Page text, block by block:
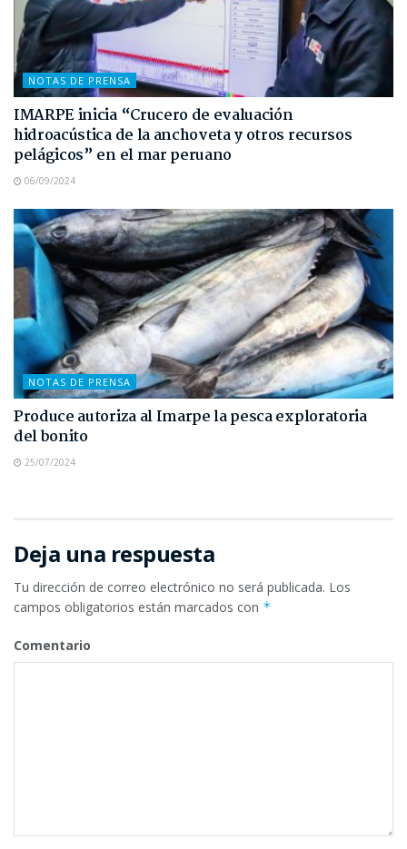
NOTAS DE PRENSA
IMARPE inicia “Crucero de evaluación
hidroacústica de la anchoveta y otros recursos
pelágicos” en el mar peruano
06/09/2024
NOTAS DE PRENSA
Produce autoriza al Imarpe la pesca exploratoria
del bonito
25/07/2024
Deja una respuesta
Tu dirección de correo electrónico no será publicada. Los
campos obligatorios están marcados con *
Comentario